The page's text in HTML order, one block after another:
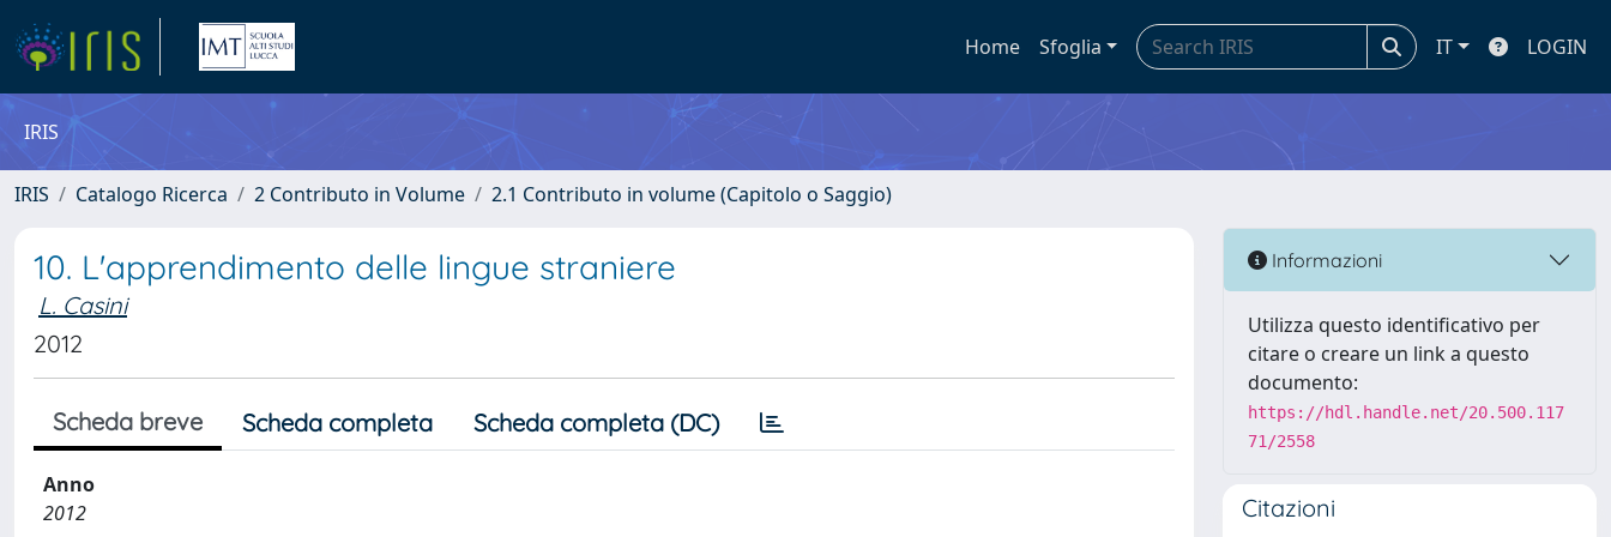
Home Sfoglia IT LOGIN
IRIS
IRIS Catalogo Ricerca 2 Contributo in Volume 2.1 Contributo in volume (Capitolo o Saggio)
10. L'apprendimento delle lingue straniere
L. Casini
2012
Scheda breve Scheda completa Scheda completa (DC)
Anno
2012
Informazioni
Utilizza questo identificativo per
citare o creare un link a questo
documento:
https://hdl.handle.net/20.500.117
71/2558
Citazioni